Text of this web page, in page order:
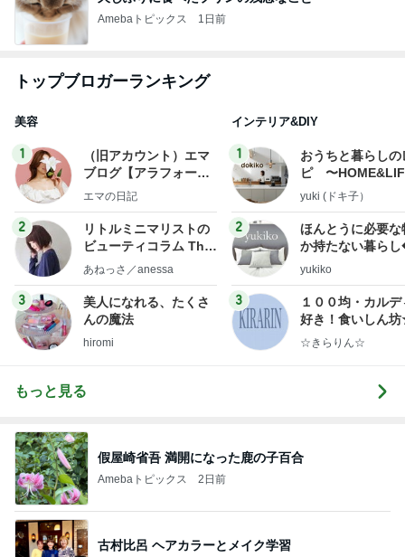
Amebaトピックス 1日前
トップブロガーランキング
美容
1
（旧アカウント）エマ
ブログ【アラフォー会
社売却セカンドライ
エマの日記
2
リトルミニマリストの
ビューティコラム The
little minimalist's bea
あねっさ／anessa
3
美人になれる、たくさ
んの魔法
hiromi
インテリア&DIY
1
おうちと暮らしの
ピ 〜
yuki (ドキ子）
2
ほんとうに必要な
か持たない暮ら
ep Life Simple◆
yukiko
3
１００均・カルデ
好き！食いしん
らりん☆のブログ
☆きらりん☆
もっと見る
假屋崎省吾 満開になった鹿の子百合
Amebaトピックス 2日前
古村比呂 ヘアカラーとメイク学習